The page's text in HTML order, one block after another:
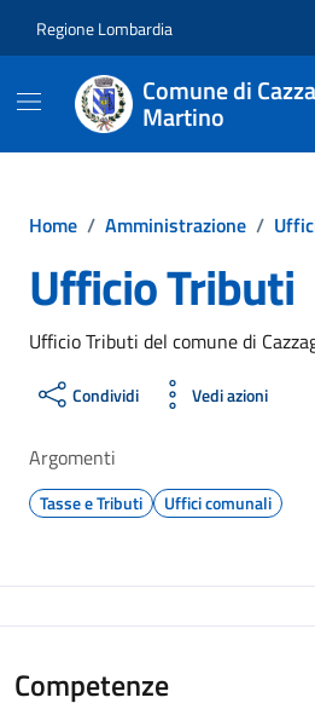
Regione Lombardia
Comune di
Martino
Home / Amministrazione /
Ufficio Tributi
Ufficio Tributi del comune di
Condividi Vedi azioni
Argomenti
Tasse e Tributi Uffici comunali
Competenze